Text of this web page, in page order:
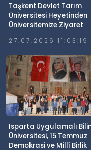
Taşkent Devlet Tarım
Üniversitesi Heyetinden
Üniversitemize Ziyaret
27.07.2026 11:03:19
Isparta Uygulamalı
Üniversitesi, 15 Temmuz
Demokrasi ve Millî Birlik